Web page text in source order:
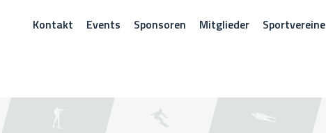
Kontakt Events Sponsoren Mitglieder Sportvereine